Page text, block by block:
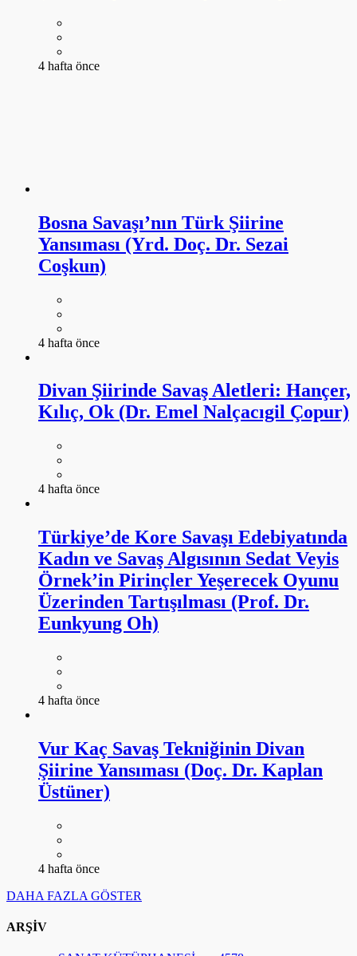
4 hafta önce
Bosna Savaşı’nın Türk Şiirine
Yansıması (Yrd. Doç. Dr. Sezai
Coşkun)
4 hafta önce
Divan Şiirinde Savaş Aletleri: Hançer,
Kılıç, Ok (Dr. Emel Nalçacıgil Çopur)
4 hafta önce
Türkiye’de Kore Savaşı Edebiyatında
Kadın ve Savaş Algısının Sedat Veyis
Örnek’in Pirinçler Yeşerecek Oyunu
Üzerinden Tartışılması (Prof. Dr.
Eunkyung Oh)
4 hafta önce
Vur Kaç Savaş Tekniğinin Divan
Şiirine Yansıması (Doç. Dr. Kaplan
Üstüner)
4 hafta önce
DAHA FAZLA GÖSTER
ARŞİV